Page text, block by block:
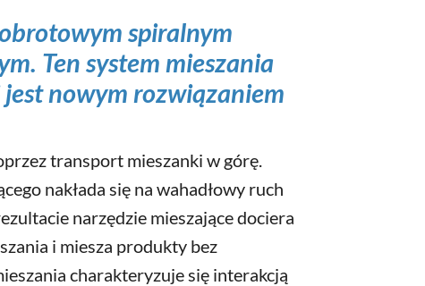
spiralnym
Ten system mieszania
jest nowym rozwiązaniem
transport mieszanki w górę.
nakłada się na wahadłowy ruch
narzędzie mieszające dociera
i miesza produkty bez
charakteryzuje się interakcją